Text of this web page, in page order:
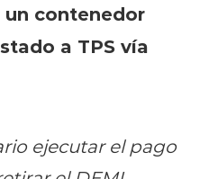
un contenedor
a TPS vía
ejecutar el pago